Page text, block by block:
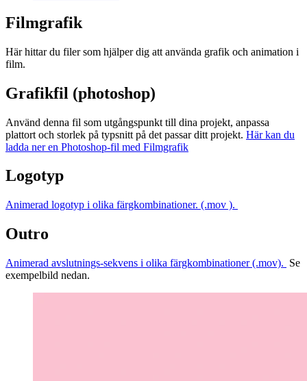
Filmgrafik
Här hittar du filer som hjälper dig att använda grafik och animation i
film.
Grafikfil (photoshop)
Använd denna fil som utgångspunkt till dina projekt, anpassa
plattort och storlek på typsnitt på det passar ditt projekt. Här kan du
ladda ner en Photoshop-fil med Filmgrafik
Logotyp
Animerad logotyp i olika färgkombinationer. (.mov ).
Outro
Animerad avslutnings-sekvens i olika färgkombinationer (.mov). Se
exempelbild nedan.